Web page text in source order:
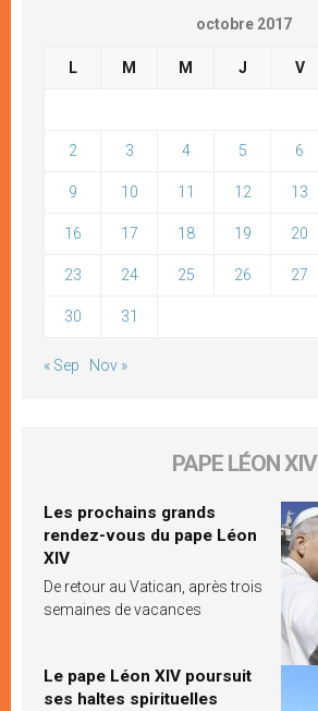
octobre 2017
L M M J V
2 3 4 5 6
9 10 11 12 13
16 17 18 19 20
23 24 25 26 27
30 31
« Sep Nov »
PAPE LÉON XIV
Les prochains grands
rendez-vous du pape Léon
XIV
De retour au Vatican, après trois
semaines de vacances
Le pape Léon XIV poursuit
ses haltes spirituelles